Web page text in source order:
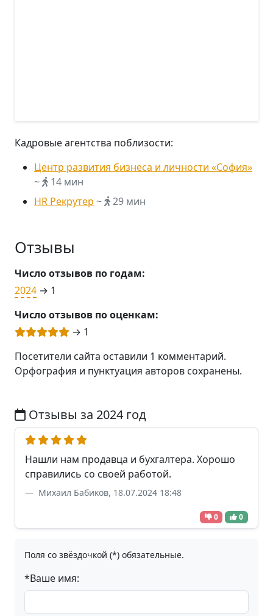
Кадровые агентства поблизости:
Центр развития бизнеса и личности «София»
~
14 мин
HR Рекрутер ~ 29 мин
Отзывы
Число отзывов по годам:
2024 → 1
Число отзывов по оценкам:
→ 1
Посетители сайта оставили 1 комментарий.
Орфография и пунктуация авторов сохранены.
Отзывы за 2024 год
Нашли нам продавца и бухгалтера. Хорошо
справились со своей работой.
Михаил Бабиков, 18.07.2024 18:48
0 0
Поля со звёздочкой (*) обязательные.
*Ваше имя: